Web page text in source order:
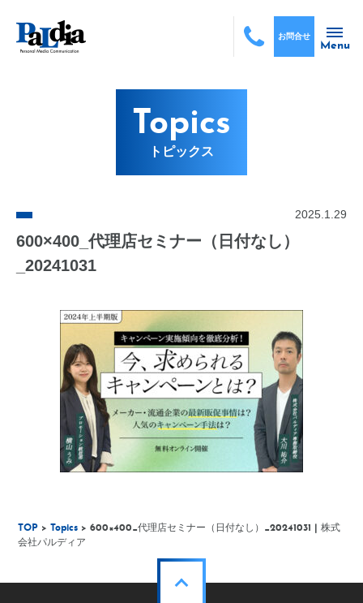
Menu
お問合せ
Topics
トピックス
2025.1.29
600×400_代理店セミナー（日付なし）
_20241031
TOP >Topics > 600×400_代理店セミナー（日付なし）_20241031 | 株式
会社パルディア